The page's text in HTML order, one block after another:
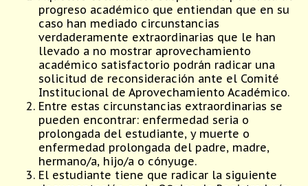
progreso académico que entiendan que en su
caso han mediado circunstancias
verdaderamente extraordinarias que le han
llevado a no mostrar aprovechamiento
académico satisfactorio podrán radicar una
solicitud de reconsideración ante el Comité
Institucional de Aprovechamiento Académico.
Entre estas circunstancias extraordinarias se
pueden encontrar: enfermedad seria o
prolongada del estudiante, y muerte o
enfermedad prolongada del padre, madre,
hermano/a, hijo/a o cónyuge.
El estudiante tiene que radicar la siguiente